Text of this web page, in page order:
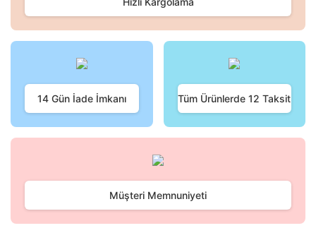
Yorum Yaz
Ürün resmi kalitesiz, bozuk veya görüntülenemiyor.
Bu ürüne benzer farklı alternatifler olmalı.
Gönder
14 Gün İade İmkanı Tüm Ürünlerde 12 Taksit
Müşteri Memnuniyeti